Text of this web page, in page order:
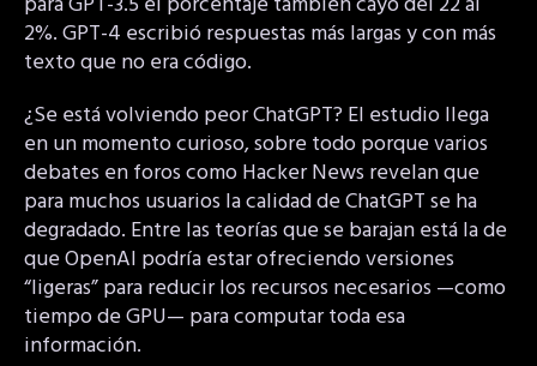
2%. GPT-4 escribió respuestas más largas y con más
texto que no era código.
¿Se está volviendo peor ChatGPT? El estudio llega
en un momento curioso, sobre todo porque varios
debates en foros como Hacker News revelan que
para muchos usuarios la calidad de ChatGPT se ha
degradado. Entre las teorías que se barajan está la de
que OpenAI podría estar ofreciendo versiones
“ligeras” para reducir los recursos necesarios —como
tiempo de GPU— para computar toda esa
información.